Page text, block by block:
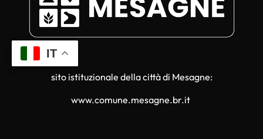
IT
sito istituzionale della città di Mesagne:
www.comune.mesagne.br.it